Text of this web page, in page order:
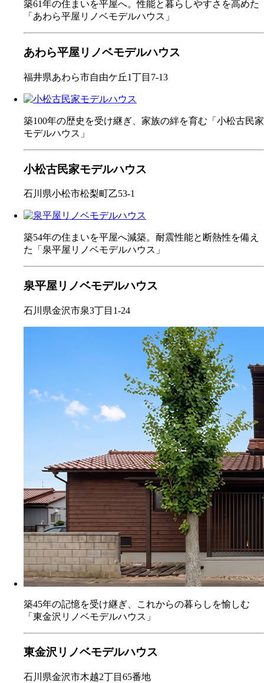
築61年の住まいを平屋へ。性能と暮らしやすさを高めた
「あわら平屋リノベモデルハウス」
あわら平屋リノベモデルハウス
福井県あわら市自由ケ丘1丁目7-13
築100年の歴史を受け継ぎ、家族の絆を育む「小松古民家
モデルハウス」
小松古民家モデルハウス
石川県小松市松梨町乙53-1
築54年の住まいを平屋へ減築。耐震性能と断熱性を備え
た「泉平屋リノベモデルハウス」
泉平屋リノベモデルハウス
石川県金沢市泉3丁目1-24
築45年の記憶を受け継ぎ、これからの暮らしを愉しむ
「東金沢リノベモデルハウス」
東金沢リノベモデルハウス
石川県金沢市木越2丁目65番地